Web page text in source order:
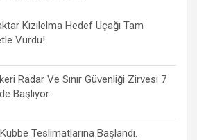
Kızılelma Hedef Uçağı Tam
Vurdu!
Radar Ve Sınır Güvenliği Zirvesi 7
Başlıyor
Teslimatlarına Başlandı.